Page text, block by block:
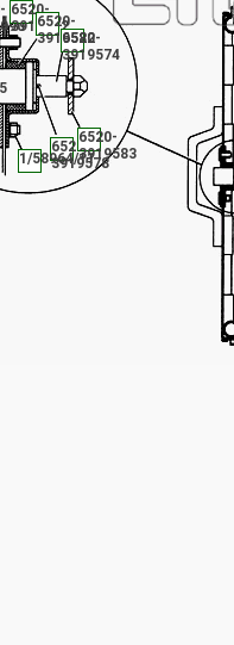
6520-
3919572
6520-
3919574
6520-
3919578
6520-
3919582
6520-
3919583
1/58964/11